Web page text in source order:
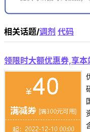
相关话题/调剂 代码
领限时大额优惠券,享